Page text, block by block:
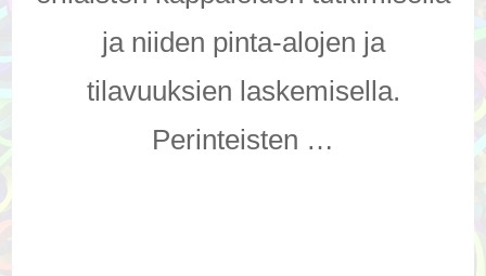
ja niiden pinta-alojen ja
tilavuuksien laskemisella.
Perinteisten …